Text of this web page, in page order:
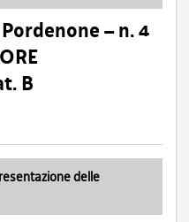
– n. 4
B
delle